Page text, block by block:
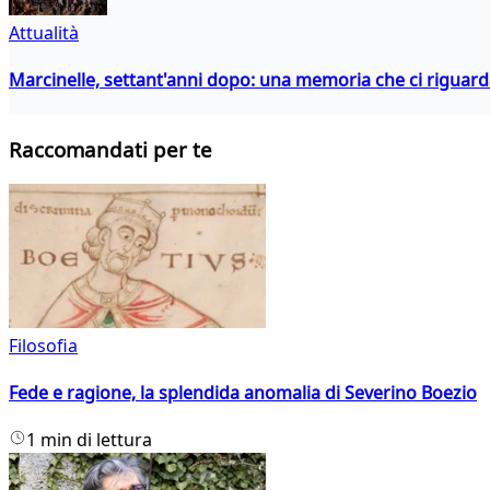
Attualità
Marcinelle, settant'anni dopo: una memoria che ci
Raccomandati per te
Filosofia
Fede e ragione, la splendida anomalia di Severino Boezio
1 min di lettura